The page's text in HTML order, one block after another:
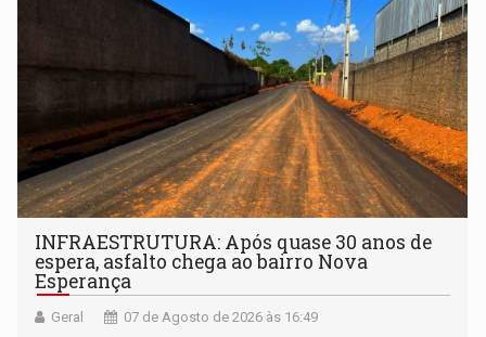
INFRAESTRUTURA: Após quase 30 anos de
espera, asfalto chega ao bairro Nova
Esperança
Geral 07 de Agosto de 2026 às 16:49